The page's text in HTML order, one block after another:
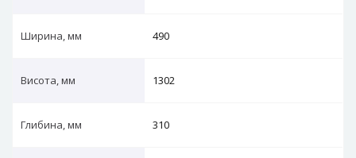
Ширина, мм 490
Висота, мм 1302
Глибина, мм 310